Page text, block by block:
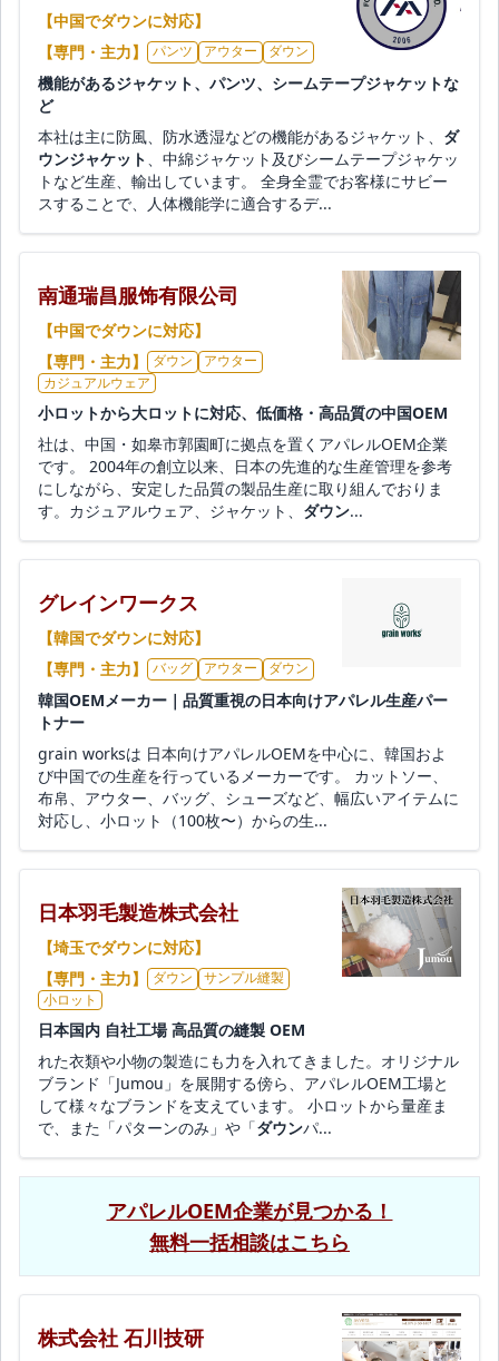
【中国でダウンに対応】
【専門・主力】
パンツ アウター ダウン
機能があるジャケット、パンツ、シームテープジャケットな
ど
本社は主に防風、防水透湿などの機能があるジャケット、 ダ
ウンジャケット
、中綿ジャケット及びシームテープジャケッ
トなど生産、輸出しています。 全身全霊でお客様にサビー
スすることで、人体機能学に適合するデ...
南通瑞昌服饰有限公司
【中国でダウンに対応】
【専門・主力】
ダウン
アウター
カジュアルウェア
小ロットから大ロットに対応、低価格・高品質の中国OEM
社は、中国・如皋市郭園町に拠点を置くアパレルOEM企業
です。 2004年の創立以来、日本の先進的な生産管理を参考
にしながら、安定した品質の製品生産に取り組んでおりま
す。カジュアルウェア、ジャケット、 ダウン...
グレインワークス
【韓国でダウンに対応】
【専門・主力】
バッグ アウター ダウン
韓国OEMメーカー｜品質重視の日本向けアパレル生産パー
トナー
grain worksは 日本向けアパレルOEMを中心に、韓国およ
び中国での生産を行っているメーカーです。 カットソー、
布帛、アウター、バッグ、シューズなど、幅広いアイテムに
対応し、小ロット（100枚〜）からの生...
日本羽毛製造株式会社
【埼玉でダウンに対応】
【専門・主力】
ダウン
サンプル縫製
小ロット
日本国内 自社工場 高品質の縫製 OEM
れた衣類や小物の製造にも力を入れてきました。オリジナル
ブランド「Jumou」を展開する傍ら、アパレルOEM工場と
して様々なブランドを支えています。 小ロットから量産ま
で、また「パターンのみ」や「ダウンパ...
アパレルOEM企業が見つかる！
無料一括相談はこちら
株式会社 石川技研